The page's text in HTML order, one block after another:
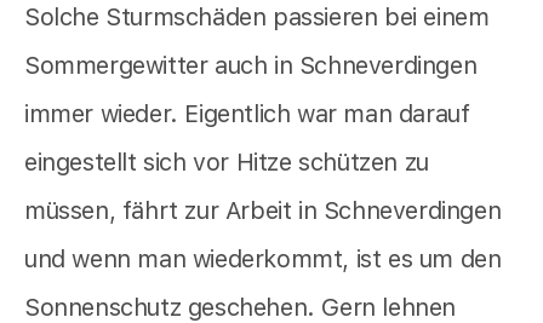
Solche Sturmschäden passieren bei einem
Sommergewitter auch in Schneverdingen
immer wieder. Eigentlich war man darauf
eingestellt sich vor Hitze schützen zu
müssen, fährt zur Arbeit in Schneverdingen
und wenn man wiederkommt, ist es um den
Sonnenschutz geschehen. Gern lehnen